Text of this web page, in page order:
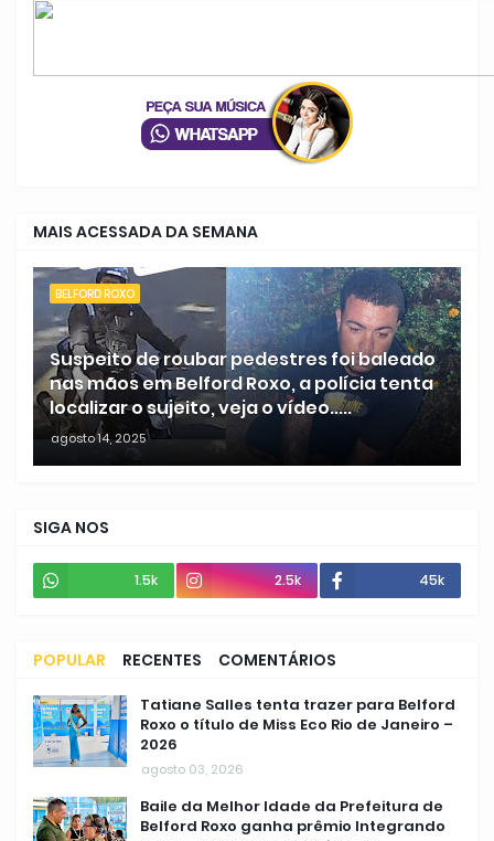
MAIS ACESSADA DA SEMANA
BELFORD ROXO
Suspeito de roubar pedestres foi baleado
nas mãos em Belford Roxo, a polícia tenta
localizar o sujeito, veja o vídeo.....
agosto 14, 2025
SIGA NOS
1.5k 2.5k 45k
POPULAR RECENTES COMENTÁRIOS
Tatiane Salles tenta trazer para Belford
Roxo o título de Miss Eco Rio de Janeiro –
2026
agosto 03, 2026
Baile da Melhor Idade da Prefeitura de
Belford Roxo ganha prêmio Integrando